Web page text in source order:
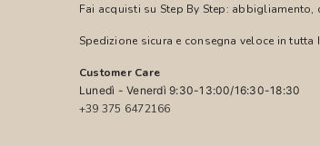
Fai acquisti su Step By Step:
Spedizione sicura e consegna veloce in tutta
Customer Care
Lunedì - Venerdì 9:30-13:00/16:30-18:30
+39 375 6472166